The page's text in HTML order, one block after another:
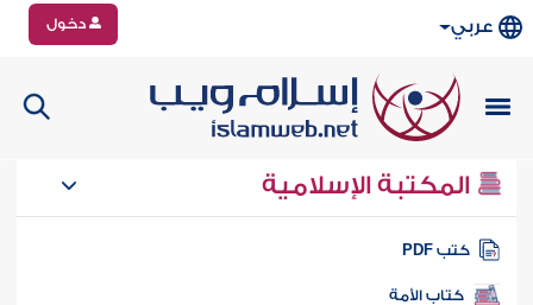
عربي دخول
المكتبة الإسلامية
كتب PDF